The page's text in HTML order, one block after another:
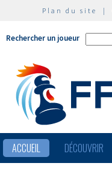
Plan du site |
Rechercher un joueur
ACCUEIL DÉCOUVRIR